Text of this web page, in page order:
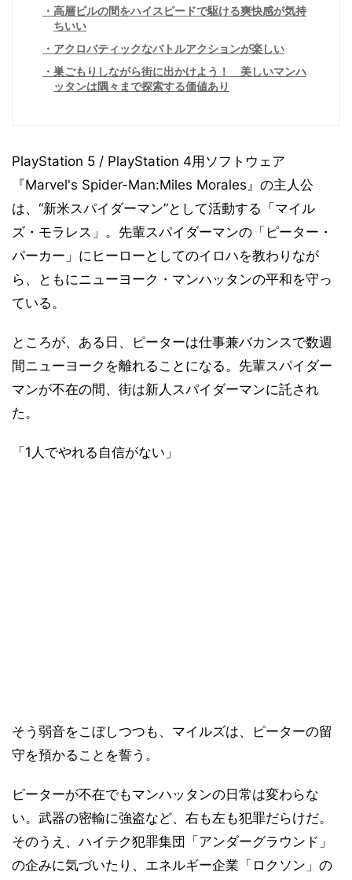
高層ビルの間をハイスピードで駆ける爽快感が気持
ちいい
アクロバティックなバトルアクションが楽しい
巣ごもりしながら街に出かけよう！ 美しいマンハ
ッタンは隅々まで探索する価値あり
PlayStation 5 / PlayStation 4用ソフトウェア
『Marvel's Spider-Man:Miles Morales』の主人公
は、“新米スパイダーマン”として活動する「マイル
ズ・モラレス」。先輩スパイダーマンの「ピーター・
パーカー」にヒーローとしてのイロハを教わりなが
ら、ともにニューヨーク・マンハッタンの平和を守っ
ている。
ところが、ある日、ピーターは仕事兼バカンスで数週
間ニューヨークを離れることになる。先輩スパイダー
マンが不在の間、街は新人スパイダーマンに託され
た。
「1人でやれる自信がない」
そう弱音をこぼしつつも、マイルズは、ピーターの留
守を預かることを誓う。
ピーターが不在でもマンハッタンの日常は変わらな
い。武器の密輸に強盗など、右も左も犯罪だらけだ。
そのうえ、ハイテク犯罪集団「アンダーグラウンド」
の企みに気づいたり、エネルギー企業「ロクソン」の